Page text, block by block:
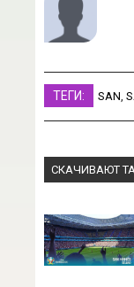
ТЕГИ: SAN
СКАЧИВАЮТ